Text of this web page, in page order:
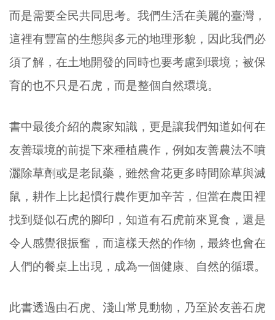
而是需要全民共同思考。我們生活在美麗的臺灣，
這裡有豐富的生態與多元的地理形貌，因此我們必
須了解，在土地開發的同時也要考慮到環境；被保
育的也不只是石虎，而是整個自然環境。
書中最後介紹的農家知識，更是讓我們知道如何在
友善環境的前提下來種植農作，例如友善農法不噴
灑除草劑或是老鼠藥，雖然會花更多時間除草與滅
鼠，耕作上比起慣行農作更加辛苦，但當在農田裡
找到疑似石虎的腳印，知道有石虎前來覓食，還是
令人感覺很振奮，而這樣天然的作物，最終也會在
人們的餐桌上出現，成為一個健康、自然的循環。
此書透過由石虎、淺山常見動物，乃至於友善石虎